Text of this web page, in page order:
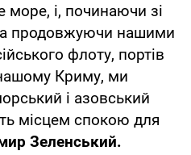
море, і, починаючи зі
продовжуючи нашими
флоту, портів
Криму, ми
і азовський
місцем спокою для
Зеленський.